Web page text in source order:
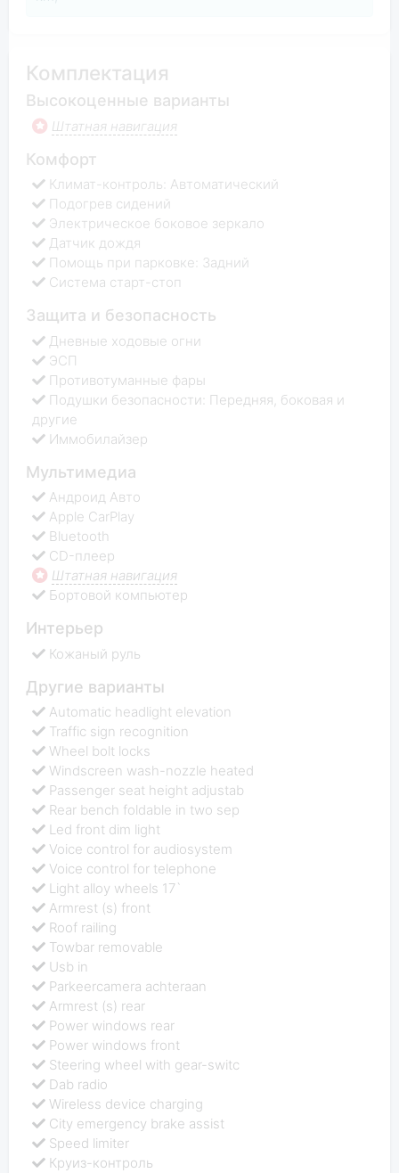
Комплектация
Высокоценные варианты
Штатная навигация
Комфорт
Климат-контроль: Автоматический
Подогрев сидений
Электрическое боковое зеркало
Датчик дождя
Помощь при парковке: Задний
Система старт-стоп
Защита и безопасность
Дневные ходовые огни
ЭСП
Противотуманные фары
Подушки безопасности: Передняя, боковая и
другие
Иммобилайзер
Мультимедиа
Андроид Авто
Apple СarPlay
Bluetooth
CD-плеер
Штатная навигация
Бортовой компьютер
Интерьер
Кожаный руль
Другие варианты
Automatic headlight elevation
Traffic sign recognition
Wheel bolt locks
Windscreen wash-nozzle heated
Passenger seat height adjustab
Rear bench foldable in two sep
Led front dim light
Voice control for audiosystem
Voice control for telephone
Light alloy wheels 17`
Armrest (s) front
Roof railing
Towbar removable
Usb in
Parkeercamera achteraan
Armrest (s) rear
Power windows rear
Power windows front
Steering wheel with gear-switc
Dab radio
Wireless device charging
City emergency brake assist
Speed limiter
Круиз-контроль